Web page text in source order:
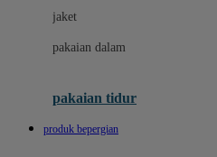
Doona
Down To Earth
jaket
pakaian dalam
pakaian tidur
produk bepergian